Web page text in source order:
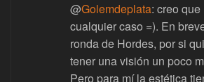
@Golemdeplata: creo
cualquier caso =). En
ronda de Hordes, por si
tener una visión un poco
Pero para mí la estética